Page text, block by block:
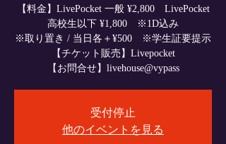
【料金】LivePocket 一般 ¥2,800 LivePocket
高校生以下 ¥1,800 ※1D込み
※取り置き / 当日各＋¥500 ※学生証要提示
【チケット販売】Livepocket
【お問合せ】livehouse@vypass
受付停止
他のイベントを見る